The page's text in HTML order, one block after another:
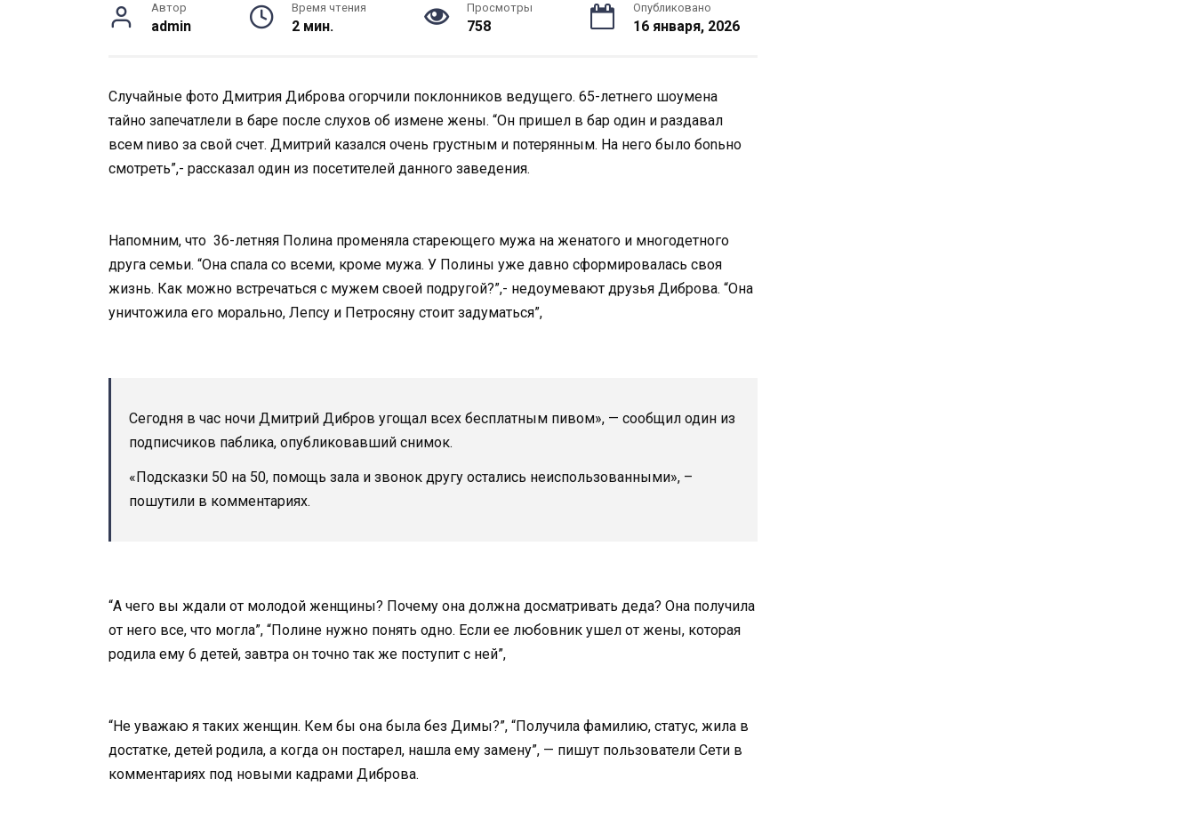
Автор
admin
Время чтения
2 мин.
Просмотры
758
Опубликовано
16 января, 2026
Случайные фото Дмитрия Диброва огорчили поклонников ведущего. 65-летнего шоумена
тайно запечатлели в баре после слухов об измене жены. “Он пришел в бар один и раздавал
всем nиво за свой счет. Дмитрий казался очень грустным и потерянным. На него было боnьно
смотреть”,- рассказал один из посетителей данного заведения.
Напомним, что 36-летняя Полина променяла стареющего мужа на женатого и многодетного
друга семьи. “Она спала со всеми, кроме мужа. У Полины уже давно сформировалась своя
жизнь. Как можно встречаться с мужем своей подругой?”,- недоумевают друзья Диброва. “Она
уничтожила его морально, Лепсу и Петросяну стоит задуматься”,
Сегодня в час ночи Дмитрий Дибров угощал всех бесплатным пивом», — сообщил один из
подписчиков паблика, опубликовавший снимок.
«Подсказки 50 на 50, помощь зала и звонок другу остались неиспользованными», –
пошутили в комментариях.
“А чего вы ждали от молодой женщины? Почему она должна досматривать деда? Она получила
от него все, что могла”, “Полине нужно понять одно. Если ее любовник ушел от жены, которая
родила ему 6 детей, завтра он точно так же поступит с ней”,
“Не уважаю я таких женщин. Кем бы она была без Димы?”, “Получила фамилию, статус, жила в
достатке, детей родила, а когда он постарел, нашла ему замену”, — пишут пользователи Сети в
комментариях под новыми кадрами Диброва.